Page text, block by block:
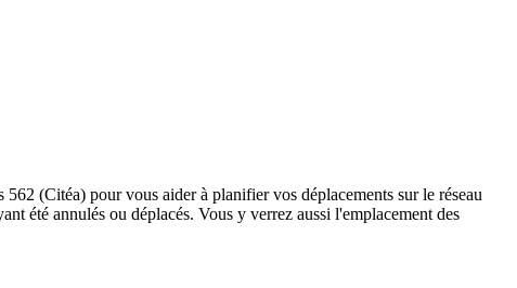
(Citéa) pour vous aider à planifier vos déplacements sur le réseau
été annulés ou déplacés. Vous y verrez aussi l'emplacement des